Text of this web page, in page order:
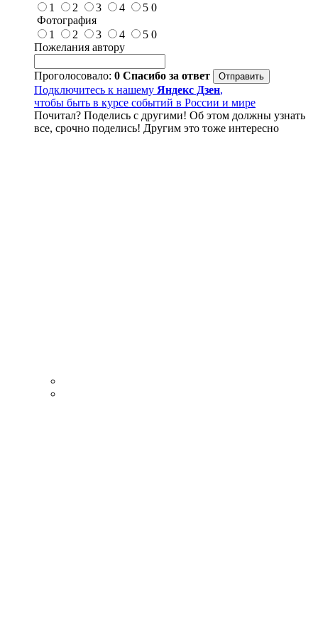
1
2 3 4 5 0
Фотография
1
2 3 4 5 0
Пожелания автору
Проголосовало: 0 Спасибо за ответ
Подключитесь к нашему Яндекс Дзен,
чтобы быть в курсе событий в России и мире
Почитал? Поделись с другими! Об этом должны узнать
все, срочно поделись! Другим это тоже интересно